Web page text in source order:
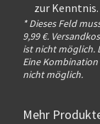
zur
* Dieses Feld
9,99 €.
ist nicht möglich.
Eine
nicht möglich.
Mehr